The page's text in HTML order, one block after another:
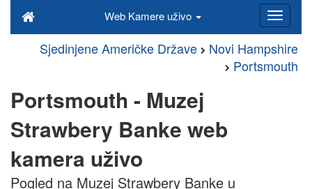
Web Kamere uživo
Sjedinjene Američke Države
Novi Hampshire
Portsmouth
Portsmouth - Muzej
Strawbery Banke web
kamera uživo
Pogled na Muzej Strawbery Banke u